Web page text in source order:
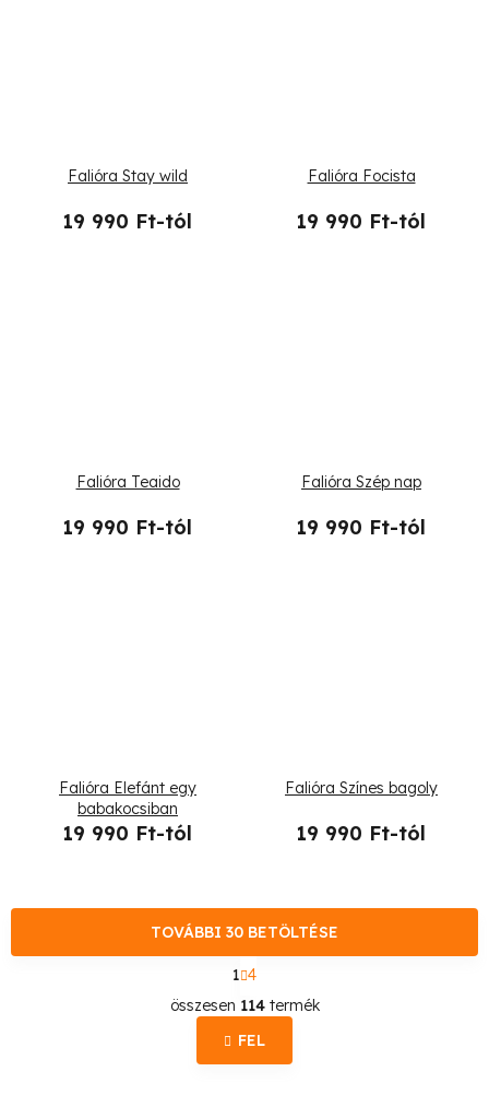
Falióra Stay wild
19 990 Ft-tól
Falióra Focista
19 990 Ft-tól
Falióra Teaido
19 990 Ft-tól
Falióra Szép nap
19 990 Ft-tól
Falióra Elefánt egy
babakocsiban
19 990 Ft-tól
Falióra Színes bagoly
19 990 Ft-tól
L
i
s
TOVÁBBI 30 BETÖLTÉSE
L
a
p
o
z
1 4
összesen 114termék
FEL